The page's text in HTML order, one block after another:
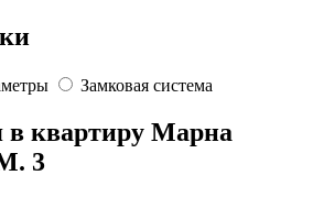
Замковая система
в квартиру Марна
3